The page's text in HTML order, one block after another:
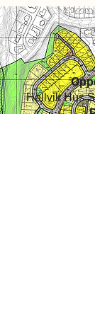
Hellvik Hus